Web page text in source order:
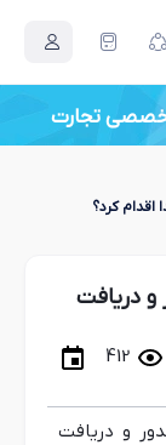
کرد؟
دریافت
412
و دریافت